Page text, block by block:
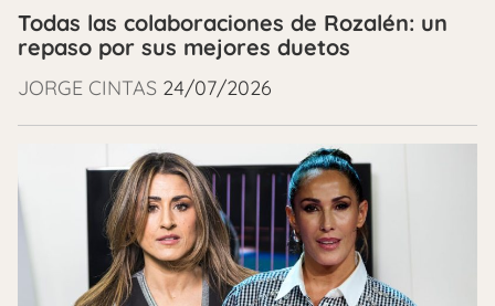
Todas las colaboraciones de Rozalén: un
repaso por sus mejores duetos
JORGE CINTAS 24/07/2026